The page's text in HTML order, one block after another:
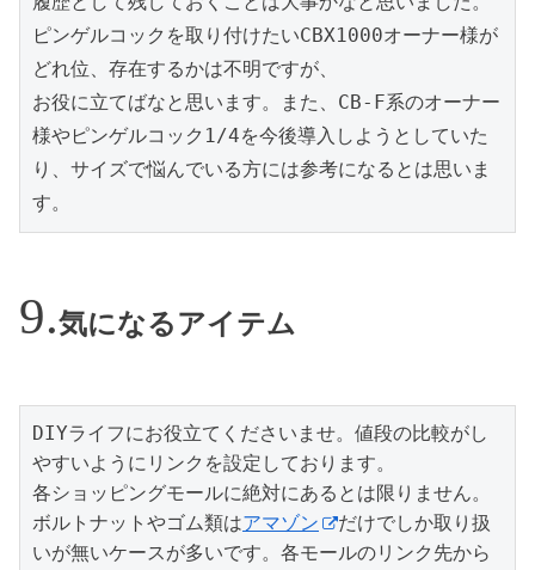
ピンゲルコックを取り付けたいCBX1000オーナー様が
どれ位、存在するかは不明ですが、
お役に立てばなと思います。また、CB-F系のオーナー
様やピンゲルコック1/4を今後導入しようとしていた
り、サイズで悩んでいる方には参考になるとは思いま
す。
気になるアイテム
DIYライフにお役立てくださいませ。値段の比較がし
やすいようにリンクを設定しております。
各ショッピングモールに絶対にあるとは限りません。
ボルトナットやゴム類はアマゾン
だけでしか取り扱
いが無いケースが多いです。各モールのリンク先から